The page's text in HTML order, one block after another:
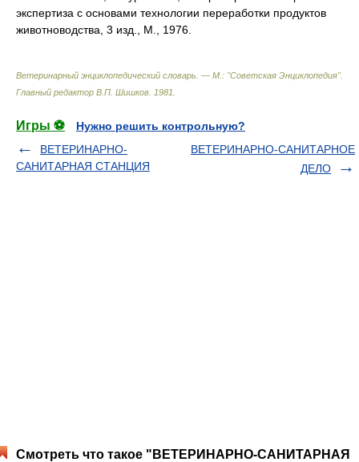
экспертиза с основами технологии переработки продуктов
животноводства, 3 изд., М., 1976.
Ветеринарный энциклопедический словарь. — М.: "Советская Энциклопедия".
Главный редактор В.П. Шишков 1981
Игры ⚽
Нужно решить контрольную?
ВЕТЕРИНАРНО-
САНИТАРНАЯ СТАНЦИЯ
ВЕТЕРИНАРНО-САНИТАРНОЕ
ДЕЛО
Смотреть что такое "ВЕТЕРИНАРНО-САНИТАРНАЯ